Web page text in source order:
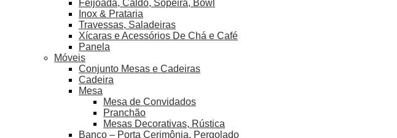
Feijoada, Caldo, Sopeira, Bowl
Inox & Prataria
Travessas, Saladeiras
Xícaras e Acessórios De Chá e Café
Panela
Móveis
Conjunto Mesas e Cadeiras
Cadeira
Mesa
Mesa de Convidados
Pranchão
Mesas Decorativas, Rústica
Banco – Porta Cerimônia, Pergolado